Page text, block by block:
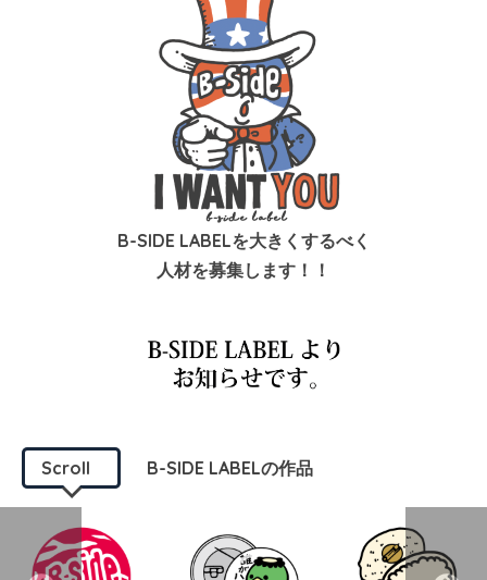
B-SIDE LABELを大きくするべく
人材を募集します！！
Scroll B-SIDE LABELの作品